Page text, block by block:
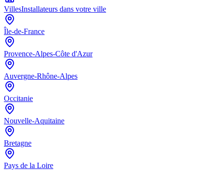
VillesInstallateurs dans votre ville
Île-de-France
Provence-Alpes-Côte d'Azur
Auvergne-Rhône-Alpes
Occitanie
Nouvelle-Aquitaine
Bretagne
Pays de la Loire